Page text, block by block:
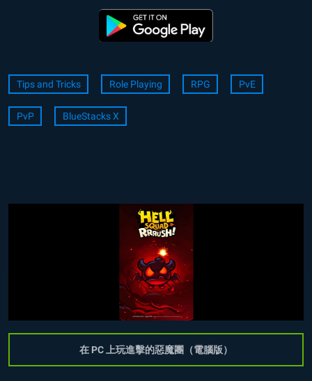
Tips and Tricks Role Playing RPG PvE
PvP BlueStacks X
在 PC 上玩進擊的惡魔團（電腦版）